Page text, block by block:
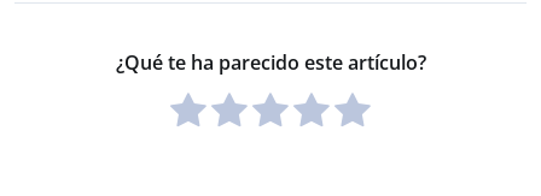
¿Qué te ha parecido este artículo?